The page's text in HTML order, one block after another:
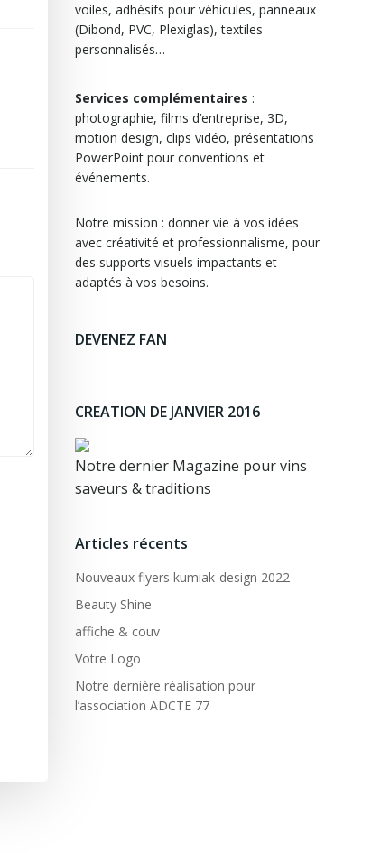
voiles, adhésifs pour véhicules, panneaux
(Dibond, PVC, Plexiglas), textiles
personnalisés…
Services complémentaires :
photographie, films d’entreprise, 3D,
motion design, clips vidéo, présentations
PowerPoint pour conventions et
événements.
Notre mission : donner vie à vos idées
avec créativité et professionnalisme, pour
des supports visuels impactants et
adaptés à vos besoins.
DEVENEZ FAN
CREATION DE JANVIER 2016
Notre dernier Magazine pour vins
saveurs & traditions
Articles récents
Nouveaux flyers kumiak-design 2022
Beauty Shine
affiche & couv
Votre Logo
Notre dernière réalisation pour
l’association ADCTE 77